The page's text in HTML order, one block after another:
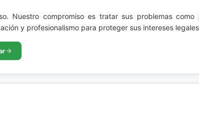
Nuestro compromiso es tratar sus problemas como
y profesionalismo para proteger sus intereses